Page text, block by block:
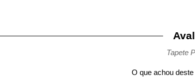
Tapete
O que achou